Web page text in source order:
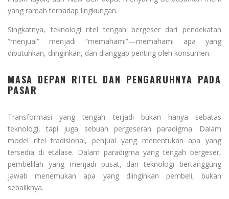
yang ramah terhadap lingkungan.
Singkatnya, teknologi ritel tengah bergeser dari pendekatan
“menjual” menjadi “memahami”—memahami apa yang
dibutuhkan, diinginkan, dan dianggap penting oleh konsumen.
MASA DEPAN RITEL DAN PENGARUHNYA PADA
PASAR
Transformasi yang tengah terjadi bukan hanya sebatas
teknologi, tapi juga sebuah pergeseran paradigma. Dalam
model ritel tradisional, penjual yang menentukan apa yang
tersedia di etalase. Dalam paradigma yang tengah bergeser,
pembelilah yang menjadi pusat, dan teknologi bertanggung
jawab menemukan apa yang diinginkan pembeli, bukan
sebaliknya.